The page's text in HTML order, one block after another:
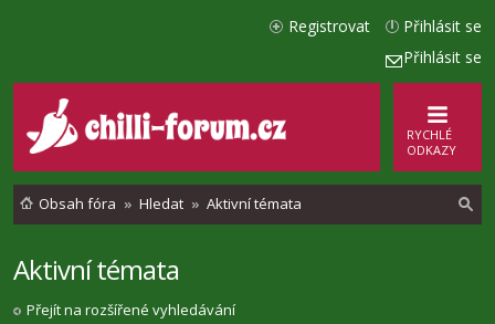
Přihlásit se
Přihlásit se
Registrovat
RYCHLÉ
ODKAZY
Obsah fóra Hledat Aktivní témata
Aktivní témata
Přejít na rozšířené vyhledávání